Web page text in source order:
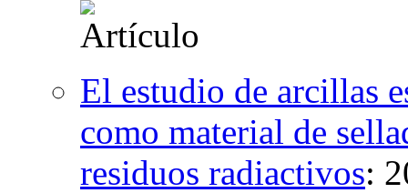
El estudio de arcillas
como material de
residuos radiactivos: